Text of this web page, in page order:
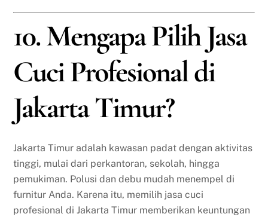
10. Mengapa Pilih Jasa
Cuci Profesional di
Jakarta Timur?
Jakarta Timur adalah kawasan padat dengan aktivitas
tinggi, mulai dari perkantoran, sekolah, hingga
pemukiman. Polusi dan debu mudah menempel di
furnitur Anda. Karena itu, memilih jasa cuci
profesional di Jakarta Timur memberikan keuntungan